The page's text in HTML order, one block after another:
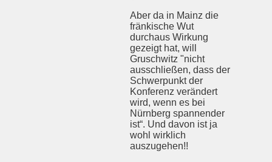
Aber da in Mainz die
fränkische Wut
durchaus Wirkung
gezeigt hat, will
Gruschwitz "nicht
ausschließen, dass der
Schwerpunkt der
Konferenz verändert
wird, wenn es bei
Nürnberg spannender
ist“. Und davon ist ja
wohl wirklich
auszugehen!!